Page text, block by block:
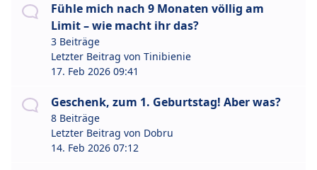
Fühle mich nach 9 Monaten völlig am
Limit – wie macht ihr das?
3 Beiträge
Letzter Beitrag von Tinibienie
17. Feb 2026 09:41
Geschenk, zum 1. Geburtstag! Aber was?
8 Beiträge
Letzter Beitrag von Dobru
14. Feb 2026 07:12